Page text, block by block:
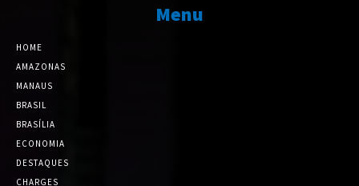
Menu
HOME
AMAZONAS
MANAUS
BRASIL
BRASÍLIA
ECONOMIA
DESTAQUES
CHARGES